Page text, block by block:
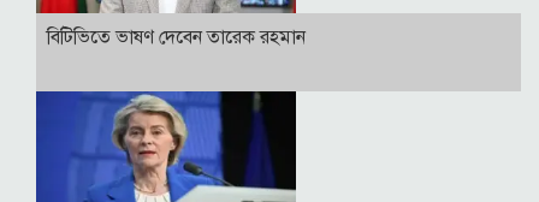
বি‌টি‌ভিতে ভাষণ দেবেন তারেক রহমান